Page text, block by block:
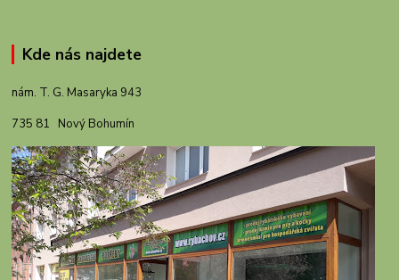
Kde nás najdete
nám. T. G. Masaryka 943
735 81 Nový Bohumín